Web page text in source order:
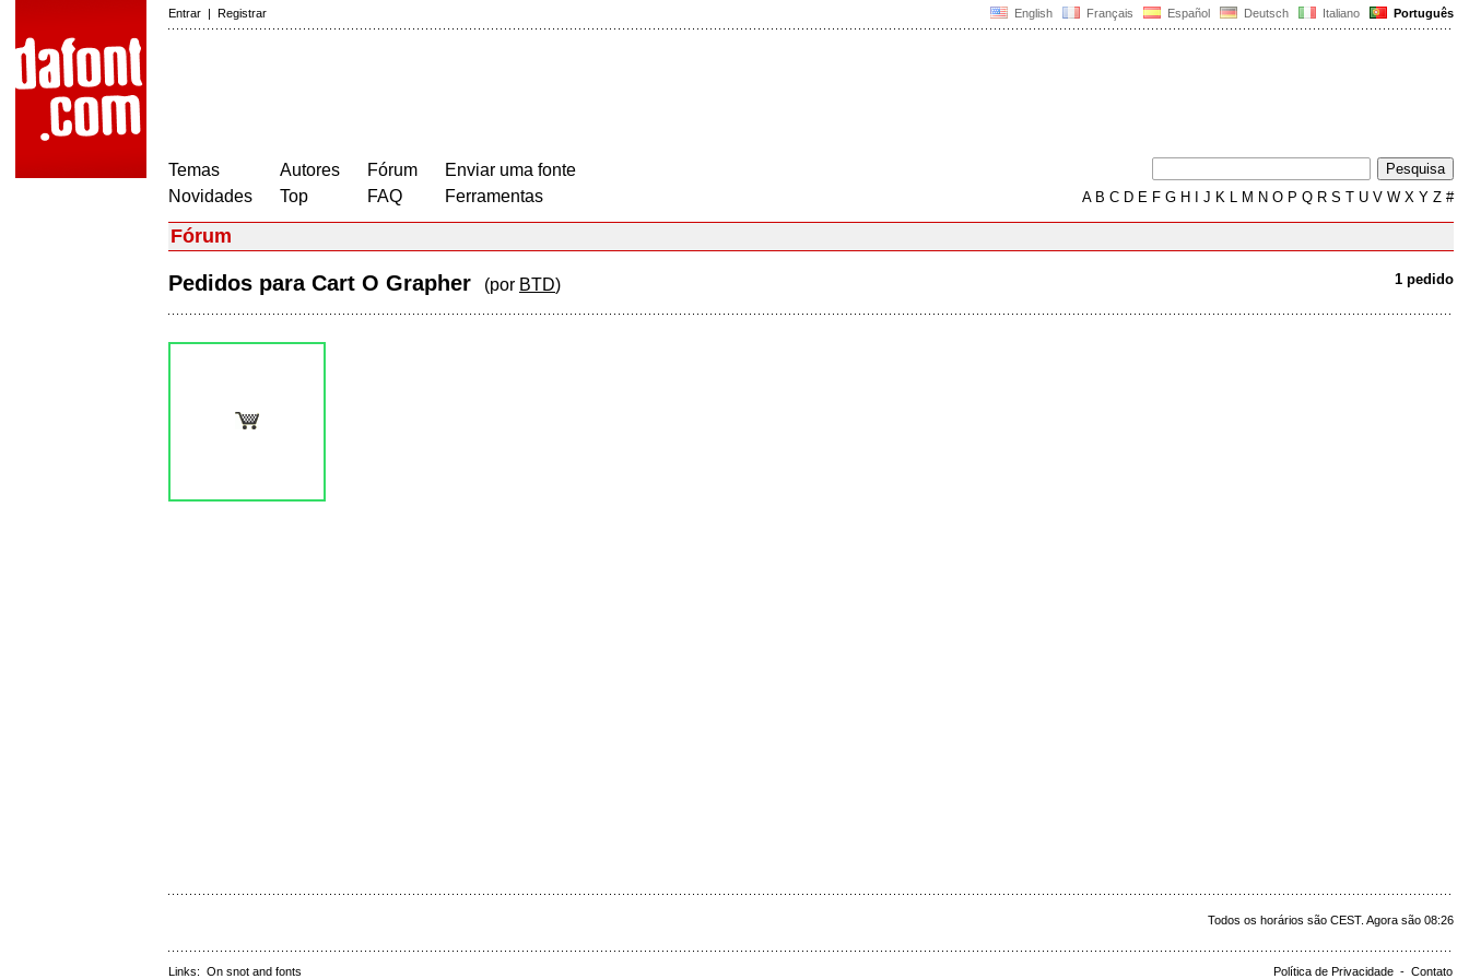
English Français Español Deutsch Italiano Português
Entrar | Registrar
Temas
Novidades
Autores
Top
Fórum
FAQ
Enviar uma fonte
Ferramentas
AB C D E F G H J K L M N O P Q R S T U V W X Y Z #
Fórum
1 pedido
Pedidos para Cart O Grapher (por BTD)
Todos os horários são CEST. Agora são 08:26
Política de Privacidade - Contato
Links: On snot and fonts